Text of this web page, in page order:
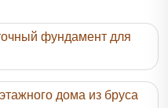
фундамент для
дома из бруса